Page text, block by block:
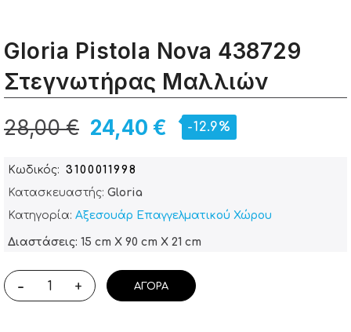
Gloria Pistola Nova 438729
Στεγνωτήρας Μαλλιών
24,40 €
28,00 € -12.9%
Κωδικός
3100011998
Κατασκευαστής: Gloria
Κατηγορία: Αξεσουάρ Επαγγελματικoύ Χώρου
Διαστάσεις: 15 cm X 90 cm X 21 cm
- + ΑΓΟΡΆ